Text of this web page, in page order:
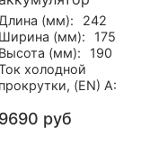
Длина (мм):
242
Ширина (мм):
175
Высота (мм):
190
холодной
прокрутки, (EN) А:
9690 руб